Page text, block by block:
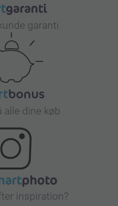
garanti
alle dine køb
inspiration?